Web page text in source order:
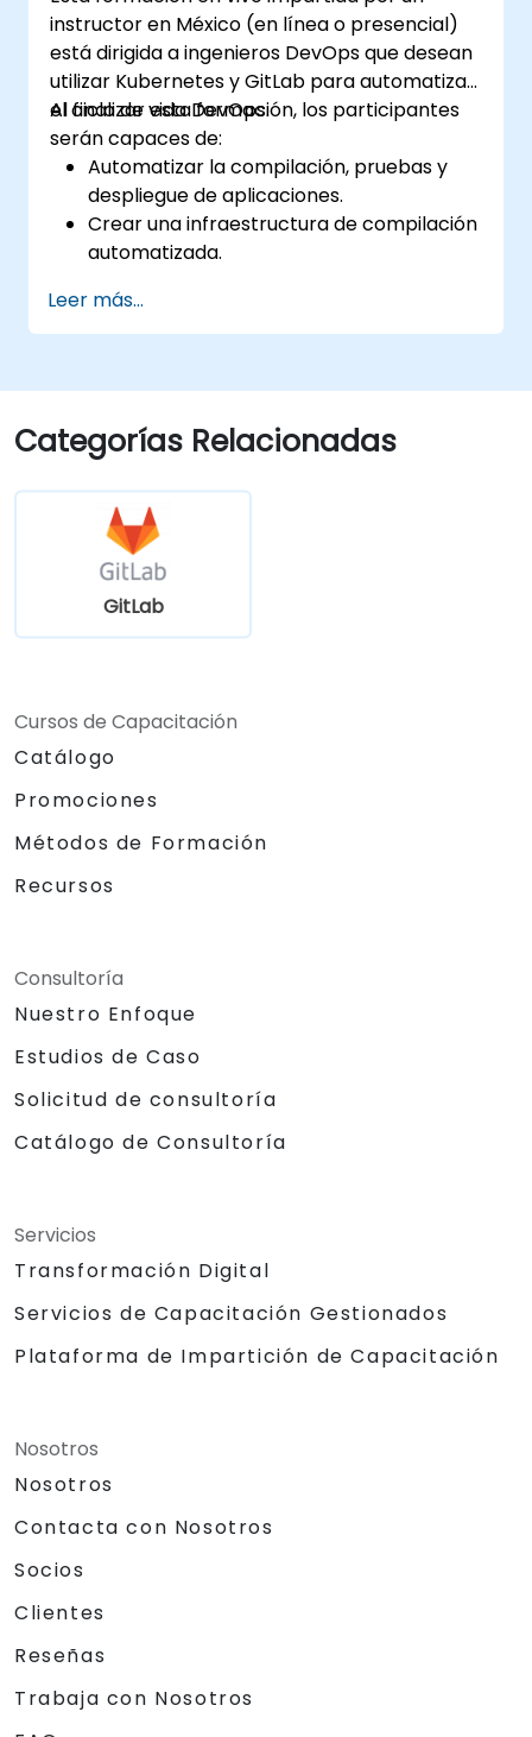
instructor en México (en línea o presencial)
está dirigida a ingenieros DevOps que desean
utilizar Kubernetes y GitLab para automatizar
el ciclo de vida DevOps.
Al finalizar esta formación, los participantes
serán capaces de:
Automatizar la compilación, pruebas y
despliegue de aplicaciones.
Crear una infraestructura de compilación
automatizada.
nube contenerizado.
Leer más...
Categorías Relacionadas
GitLab
Cursos de Capacitación
Catálogo
Promociones
Métodos de Formación
Recursos
Consultoría
Nuestro Enfoque
Estudios de Caso
Solicitud de consultoría
Catálogo de Consultoría
Servicios
Transformación Digital
Servicios de Capacitación Gestionados
Plataforma de Impartición de Capacitación
Nosotros
Nosotros
Contacta con Nosotros
Socios
Clientes
Reseñas
Trabaja con Nosotros